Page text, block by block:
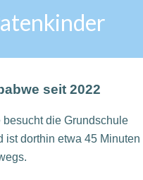
seit 2022
besucht die Grundschule
ist dorthin etwa 45 Minuten